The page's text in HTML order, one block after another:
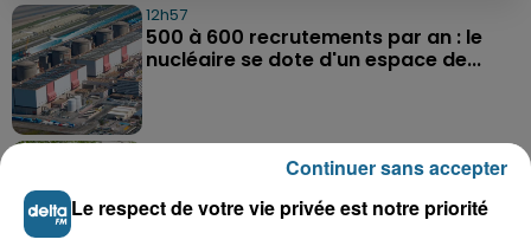
12h57
500 à 600 recrutements par an : le
nucléaire se dote d'un espace de...
11h56
Wimille : la sécheresse menace les
agriculteurs
Le respect de votre vie privée est notre priorité
Continuer sans accepter